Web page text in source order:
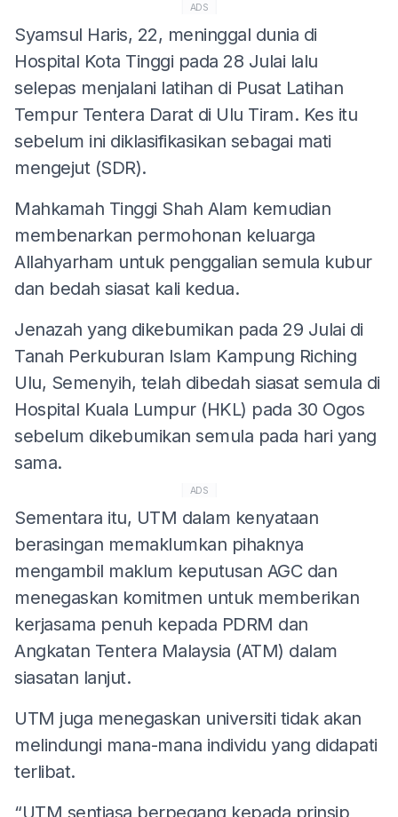
ADS
Syamsul Haris, 22, meninggal dunia di
Hospital Kota Tinggi pada 28 Julai lalu
selepas menjalani latihan di Pusat Latihan
Tempur Tentera Darat di Ulu Tiram. Kes itu
sebelum ini diklasifikasikan sebagai mati
mengejut (SDR).
Mahkamah Tinggi Shah Alam kemudian
membenarkan permohonan keluarga
Allahyarham untuk penggalian semula kubur
dan bedah siasat kali kedua.
Jenazah yang dikebumikan pada 29 Julai di
Tanah Perkuburan Islam Kampung Riching
Ulu, Semenyih, telah dibedah siasat semula di
Hospital Kuala Lumpur (HKL) pada 30 Ogos
sebelum dikebumikan semula pada hari yang
sama.
ADS
Sementara itu, UTM dalam kenyataan
berasingan memaklumkan pihaknya
mengambil maklum keputusan AGC dan
menegaskan komitmen untuk memberikan
kerjasama penuh kepada PDRM dan
Angkatan Tentera Malaysia (ATM) dalam
siasatan lanjut.
UTM juga menegaskan universiti tidak akan
melindungi mana-mana individu yang didapati
terlibat.
“UTM sentiasa berpegang kepada prinsip